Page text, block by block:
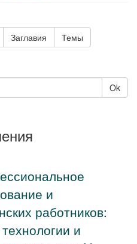
Заглавия Темы
Ok
и
работников:
и